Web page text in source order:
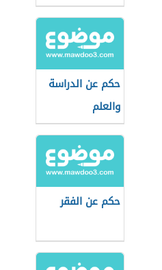
حكم عن الدراسة
والعلم
حكم عن الفقر